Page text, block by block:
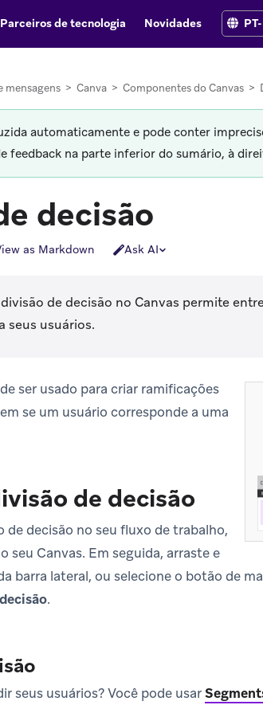
Parceiros de tecnologia Novidades
mensagens > Canva > Componentes do Canvas >
automaticamente e pode conter
feedback na parte inferior do sumário, à
decisão
as Markdown Ask AI
de decisão no Canvas permite
seus usuários.
ser usado para criar ramificações
se um usuário corresponde a uma
de decisão
de decisão no seu fluxo de trabalho,
seu Canvas. Em seguida, arraste e
barra lateral, ou selecione o botão de
.
seus usuários? Você pode usar